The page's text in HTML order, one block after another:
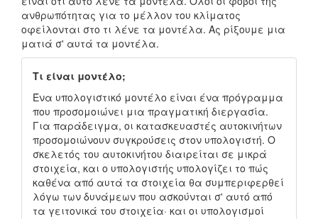
ανθρωπότητας για το μέλλον του κλίματος
οφείλονται στο τι λένε τα μοντέλα. Ας ρίξουμε μια
ματιά σ' αυτά τα μοντέλα.
Τι είναι μοντέλο;
Ένα υπολογιστικό μοντέλο είναι ένα πρόγραμμα
που προσομοιώνει μια πραγματική διεργασία.
Για παράδειγμα, οι κατασκευαστές αυτοκινήτων
προσομοιώνουν συγκρούσεις στον υπολογιστή. Ο
σκελετός του αυτοκινήτου διαιρείται σε μικρά
στοιχεία, και ο υπολογιστής υπολογίζει το πώς
καθένα από αυτά τα στοιχεία θα συμπεριφερθεί
λόγω των δυνάμεων που ασκούνται σ' αυτό από
τα γειτονικά του στοιχεία· και οι υπολογισμοί